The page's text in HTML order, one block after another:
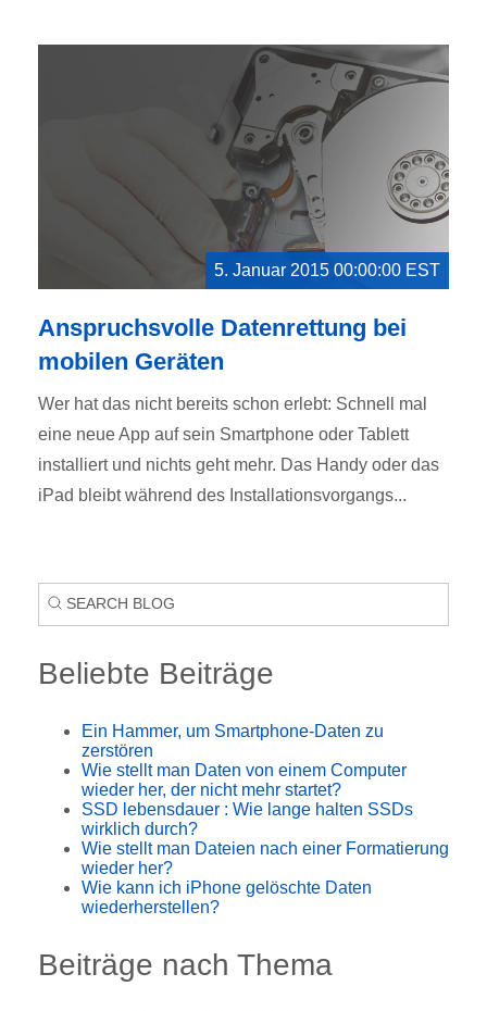
5. Januar 2015 00:00:00 EST
Anspruchsvolle Datenrettung bei
mobilen Geräten
Wer hat das nicht bereits schon erlebt: Schnell mal
eine neue App auf sein Smartphone oder Tablett
installiert und nichts geht mehr. Das Handy oder das
iPad bleibt während des Installationsvorgangs...
Beliebte Beiträge
Ein Hammer, um Smartphone-Daten zu
zerstören
Wie stellt man Daten von einem Computer
wieder her, der nicht mehr startet?
SSD lebensdauer : Wie lange halten SSDs
wirklich durch?
Wie stellt man Dateien nach einer Formatierung
wieder her?
Wie kann ich iPhone gelöschte Daten
wiederherstellen?
Beiträge nach Thema